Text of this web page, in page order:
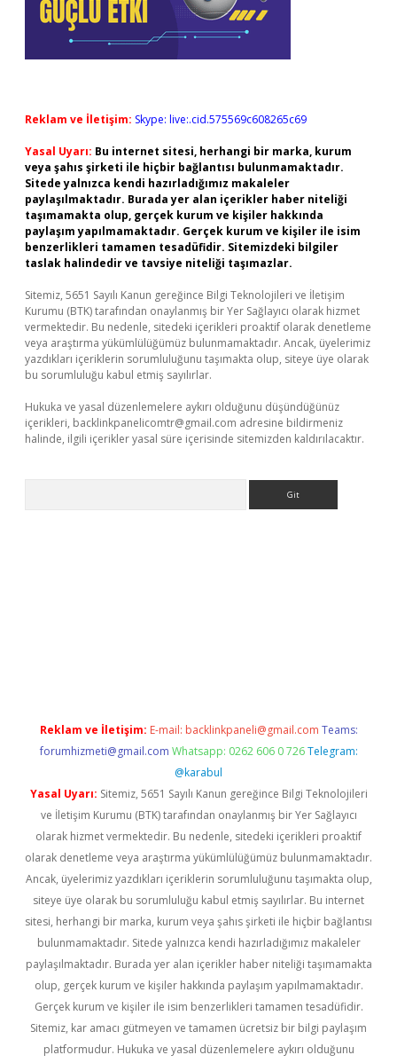
Reklam ve İletişim: Skype: live:.cid.575569c608265c69
Yasal Uyarı: Bu internet sitesi, herhangi bir marka, kurum
veya şahıs şirketi ile hiçbir bağlantısı bulunmamaktadır.
Sitede yalnızca kendi hazırladığımız makaleler
paylaşılmaktadır. Burada yer alan içerikler haber niteliği
taşımamakta olup, gerçek kurum ve kişiler hakkında
paylaşım yapılmamaktadır. Gerçek kurum ve kişiler ile isim
benzerlikleri tamamen tesadüfidir. Sitemizdeki bilgiler
taslak halindedir ve tavsiye niteliği taşımazlar.
Sitemiz, 5651 Sayılı Kanun gereğince Bilgi Teknolojileri ve İletişim
Kurumu (BTK) tarafından onaylanmış bir Yer Sağlayıcı olarak hizmet
vermektedir. Bu nedenle, sitedeki içerikleri proaktif olarak denetleme
veya araştırma yükümlülüğümüz bulunmamaktadır. Ancak, üyelerimiz
yazdıkları içeriklerin sorumluluğunu taşımakta olup, siteye üye olarak
bu sorumluluğu kabul etmiş sayılırlar.
Hukuka ve yasal düzenlemelere aykırı olduğunu düşündüğünüz
içerikleri, backlinkpanelicomtr@gmail.com adresine bildirmeniz
halinde, ilgili içerikler yasal süre içerisinde sitemizden kaldırılacaktır.
Reklam ve İletişim: E-mail: backlinkpaneli@gmail.com Teams:
forumhizmeti@gmail.com Whatsapp: 0262 606 0 726 Telegram:
@karabul
Yasal Uyarı: Sitemiz, 5651 Sayılı Kanun gereğince Bilgi Teknolojileri
ve İletişim Kurumu (BTK) tarafından onaylanmış bir Yer Sağlayıcı
olarak hizmet vermektedir. Bu nedenle, sitedeki içerikleri proaktif
olarak denetleme veya araştırma yükümlülüğümüz bulunmamaktadır.
Ancak, üyelerimiz yazdıkları içeriklerin sorumluluğunu taşımakta olup,
siteye üye olarak bu sorumluluğu kabul etmiş sayılırlar. Bu internet
sitesi, herhangi bir marka, kurum veya şahıs şirketi ile hiçbir bağlantısı
bulunmamaktadır. Sitede yalnızca kendi hazırladığımız makaleler
paylaşılmaktadır. Burada yer alan içerikler haber niteliği taşımamakta
olup, gerçek kurum ve kişiler hakkında paylaşım yapılmamaktadır.
Gerçek kurum ve kişiler ile isim benzerlikleri tamamen tesadüfidir.
Sitemiz, kar amacı gütmeyen ve tamamen ücretsiz bir bilgi paylaşım
platformudur. Hukuka ve yasal düzenlemelere aykırı olduğunu